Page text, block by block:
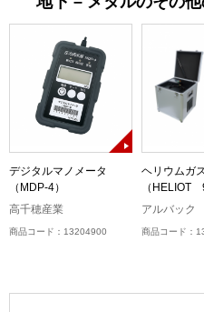
デジタルマノメータ
（MDP-4）
高千穂産業
商品コード：13204900
ヘリウムガ
（HELIOT
アルバック
商品コード：